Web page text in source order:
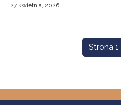
27 kwietnia, 2026
Strona 1